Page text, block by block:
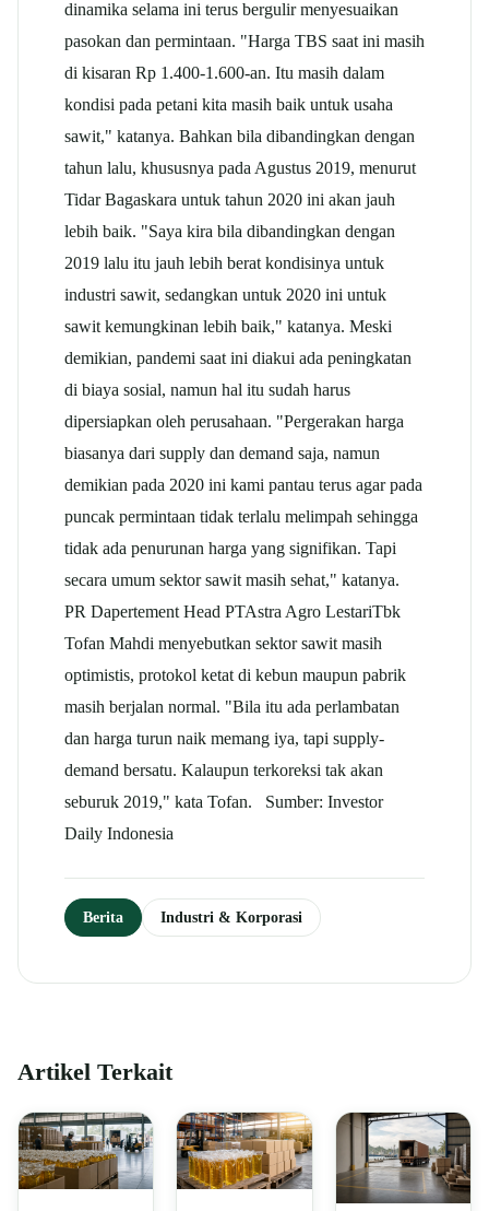
dinamika selama ini terus bergulir menyesuaikan
pasokan dan permintaan. "Harga TBS saat ini masih
di kisaran Rp 1.400-1.600-an. Itu masih dalam
kondisi pada petani kita masih baik untuk usaha
sawit," katanya. Bahkan bila dibandingkan dengan
tahun lalu, khususnya pada Agustus 2019, menurut
Tidar Bagaskara untuk tahun 2020 ini akan jauh
lebih baik. "Saya kira bila dibandingkan dengan
2019 lalu itu jauh lebih berat kondisinya untuk
industri sawit, sedangkan untuk 2020 ini untuk
sawit kemungkinan lebih baik," katanya. Meski
demikian, pandemi saat ini diakui ada peningkatan
di biaya sosial, namun hal itu sudah harus
dipersiapkan oleh perusahaan. "Pergerakan harga
biasanya dari supply dan demand saja, namun
demikian pada 2020 ini kami pantau terus agar pada
puncak permintaan tidak terlalu melimpah sehingga
tidak ada penurunan harga yang signifikan. Tapi
secara umum sektor sawit masih sehat," katanya.
PR Dapertement Head PTAstra Agro LestariTbk
Tofan Mahdi menyebutkan sektor sawit masih
optimistis, protokol ketat di kebun maupun pabrik
masih berjalan normal. "Bila itu ada perlambatan
dan harga turun naik memang iya, tapi supply-
demand bersatu. Kalaupun terkoreksi tak akan
seburuk 2019," kata Tofan. Sumber: Investor
Daily Indonesia
Berita Industri & Korporasi
Artikel Terkait